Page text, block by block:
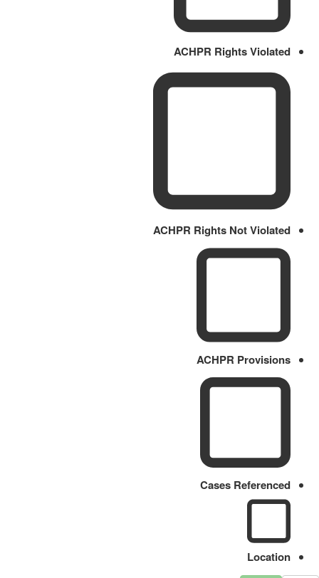
ACHPR Rights Violated
ACHPR Rights Not Violated
ACHPR Provisions
Cases Referenced
Location